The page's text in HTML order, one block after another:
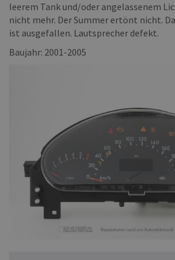
leerem Tank und/oder angelassenem
nicht mehr. Der Summer ertönt nicht.
ist ausgefallen. Lautsprecher defekt.
Baujahr: 2001-2005